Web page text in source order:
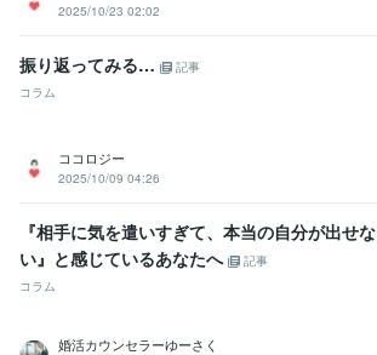
2025/10/23 02:02
振り返ってみる…
記事
コラム
ココロジー
2025/10/09 04:26
『相手に気を遣いすぎて、本当の自分が出せな
い』と感じているあなたへ
記事
コラム
婚活カウンセラーゆーさく